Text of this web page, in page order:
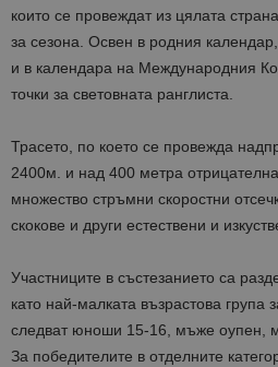
които се провеждат из цялата
за сезона. Освен в родния
и в календара на Международния
точки за световната ранглиста.
Трасето, по което се провежда
2400м. и над 400 метра
множество стръмни скоростни
скокове и други естествени и
Участниците в състезанието са
като най-малката възрастова група
следват юноши 15-16, мъже оупен,
За победителите в отделните